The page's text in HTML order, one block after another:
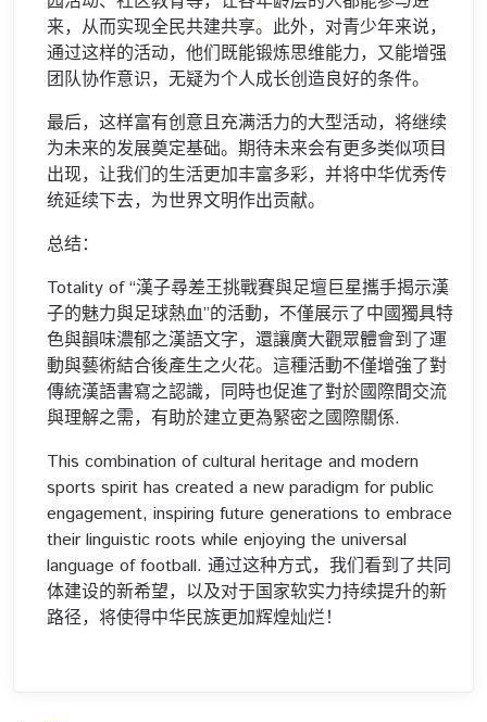
来，从而实现全民共建共享。此外，对青少年来说，
通过这样的活动，他们既能锻炼思维能力，又能增强
团队协作意识，无疑为个人成长创造良好的条件。
最后，这样富有创意且充满活力的大型活动，将继续
为未来的发展奠定基础。期待未来会有更多类似项目
出现，让我们的生活更加丰富多彩，并将中华优秀传
统延续下去，为世界文明作出贡献。
总结：
Totality of “漢子尋差王挑戰賽與足壇巨星攜手揭示漢
子的魅力與足球熱血”的活動，不僅展示了中國獨具特
色與韻味濃郁之漢語文字，還讓廣大觀眾體會到了運
動與藝術結合後產生之火花。這種活動不僅增強了對
傳統漢語書寫之認識，同時也促進了對於國際間交流
與理解之需，有助於建立更為緊密之國際關係.
This combination of cultural heritage and modern
sports spirit has created a new paradigm for public
engagement, inspiring future generations to embrace
their linguistic roots while enjoying the universal
language of football. 通过这种方式，我们看到了共同
体建设的新希望，以及对于国家软实力持续提升的新
路径，将使得中华民族更加辉煌灿烂！